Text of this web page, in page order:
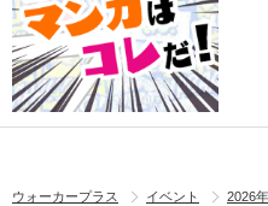
ウォーカープラス イベント 2026